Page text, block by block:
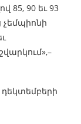
85, 90 եւ 93